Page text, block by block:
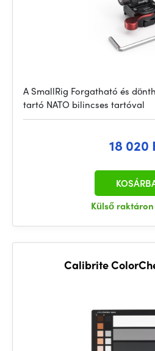
A SmallRig Forgatható és
tartó NATO bilincses tartóval
18 020
Külső raktáron
Calibrite